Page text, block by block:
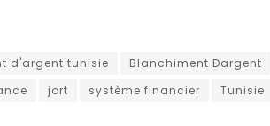
d'argent tunisie Blanchiment Dargent
jort système financier Tunisie